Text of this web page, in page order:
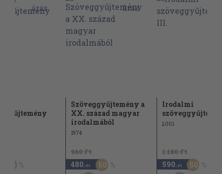
50
Szöveggyűjtemény a
XX. század magyar
irodalmából
1974
960 Ft
480 ,-Ft 50
Irodalmi
2001
1.180 Ft
590 ,-Ft 50